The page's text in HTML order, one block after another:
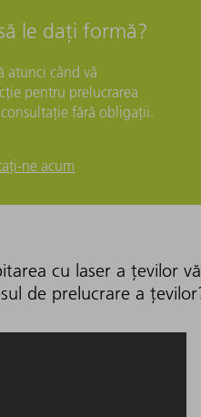
le dați formă?
atunci când vă
pentru prelucrarea
fără obligații.
ne acum
cu laser a țevilor vă
de prelucrare a